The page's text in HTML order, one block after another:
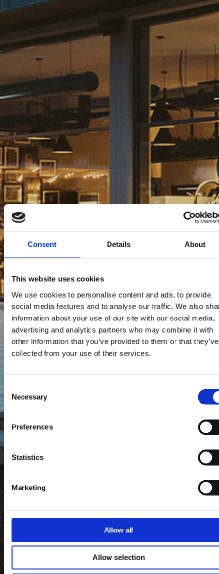
Consent Details About
This website uses cookies
We use cookies to personalise content and ads, to provide
social media features and to analyse our traffic. We also
information about your use of our site with our social media,
advertising and analytics partners who may combine it with
other information that you’ve provided to them or that they’ve
collected from your use of their services.
Consent
Selection
Necessary
Preferences
Statistics
Marketing
Allow all
Allow selection